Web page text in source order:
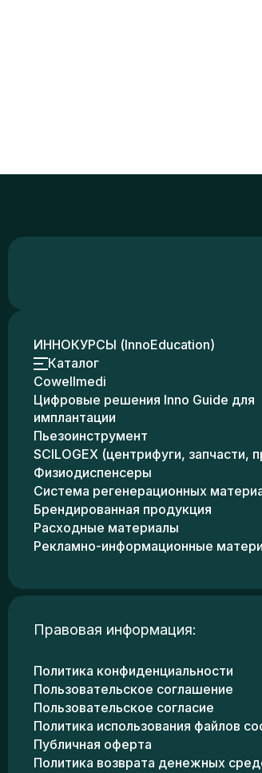
ИННОКУРСЫ (InnoEducation)
Каталог
Cowellmedi
Цифровые решения Inno Guide для
имплантации
Пьезоинструмент
SCILOGEX (центрифуги, запчасти,
Физиодиспенсеры
Система регенерационных
Брендированная продукция
Расходные материалы
Рекламно-информационные
Правовая информация:
Политика конфиденциальности
Пользовательское соглашение
Пользовательское согласие
Политика использования файлов
Публичная оферта
Политика возврата денежных